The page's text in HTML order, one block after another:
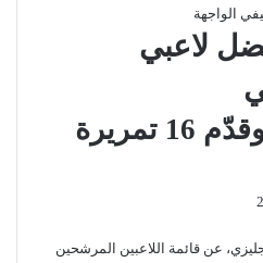
في الواجهة
لاعبي
سجّل 12 هدفا وقدّم 16 تمريرة
عن قائمة اللاعبين المرشحين